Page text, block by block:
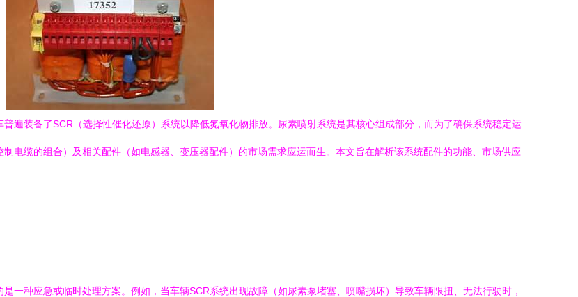
遍装备了SCR（选择性催化还原）系统以降低氮氧化物排放。尿素喷射系统是其核心组成部分，而为了确保系统稳定运
电缆的组合）及相关配件（如电感器、变压器配件）的市场需求应运而生。本文旨在解析该系统配件的功能、市场供应
一种应急或临时处理方案。例如，当车辆SCR系统出现故障（如尿素泵堵塞、喷嘴损坏）导致车辆限扭、无法行驶时，